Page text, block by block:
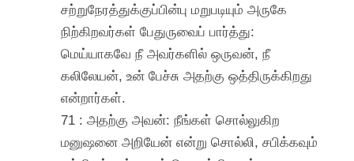
சற்றுநேரத்துக்குப்பின்பு மறுபடியும் அருகே
நிற்கிறவர்கள் பேதுருவைப் பார்த்து:
மெய்யாகவே நீ அவர்களில் ஒருவன், நீ
கலிலேயன், உன் பேச்சு அதற்கு ஒத்திருக்கிறது
என்றார்கள்.
71 : அதற்கு அவன்: நீங்கள் சொல்லுகிற
மனுஷனை அறியேன் என்று சொல்லி, சபிக்கவும்